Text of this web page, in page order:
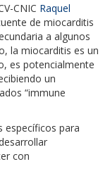
CNIC Raquel
de miocarditis
a algunos
la miocarditis es un
es potencialmente
un
“immune
para
con